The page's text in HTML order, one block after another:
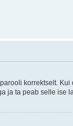
korrektselt.
ja ta peab selle ise